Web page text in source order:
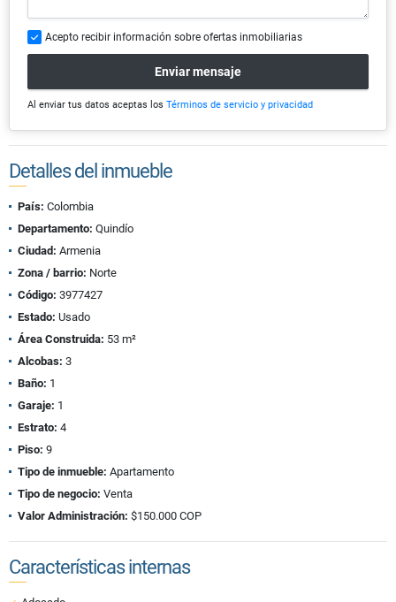
Acepto recibir información sobre ofertas inmobiliarias
Enviar mensaje
Al enviar tus datos aceptas los Términos de servicio y privacidad
Detalles del inmueble
País: Colombia
Departamento: Quindío
Ciudad: Armenia
Zona / barrio: Norte
Código: 3977427
Estado: Usado
Área Construida: 53 m²
Alcobas: 3
Baño: 1
Garaje: 1
Estrato: 4
Piso: 9
Tipo de inmueble: Apartamento
Tipo de negocio: Venta
Valor Administración: $150.000 COP
Características internas